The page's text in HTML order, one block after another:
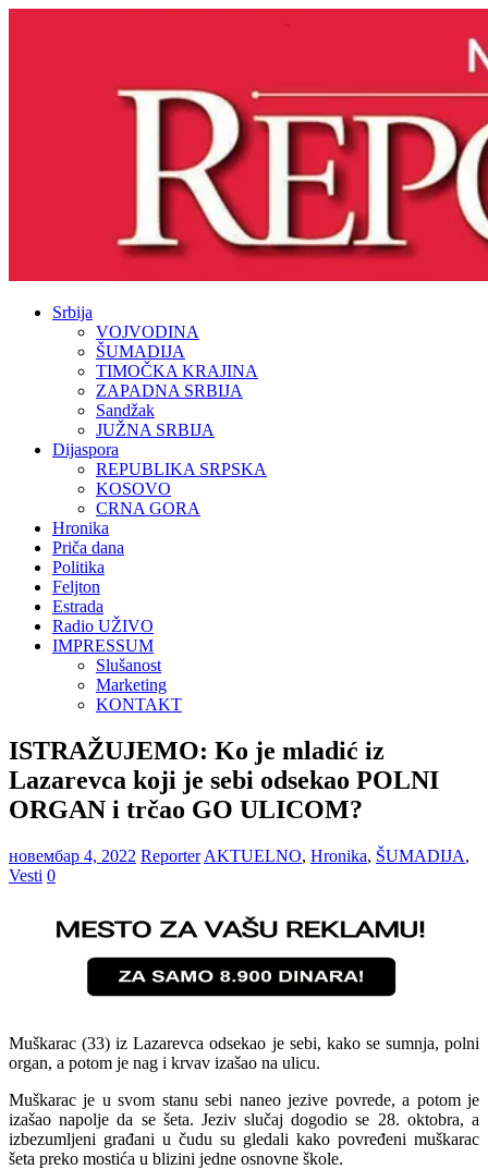
Srbija
VOJVODINA
ŠUMADIJA
TIMOČKA KRAJINA
ZAPADNA SRBIJA
Sandžak
JUŽNA SRBIJA
Dijaspora
REPUBLIKA SRPSKA
KOSOVO
CRNA GORA
Hronika
Priča dana
Politika
Feljton
Estrada
Radio UŽIVO
IMPRESSUM
Slušanost
Marketing
KONTAKT
ISTRAŽUJEMO: Ko je mladić iz
Lazarevca koji je sebi odsekao POLNI
ORGAN i trčao GO ULICOM?
новембар 4, 2022 Reporter AKTUELNO, Hronika, ŠUMADIJA,
Vesti 0
Muškarac (33) iz Lazarevca odsekao je sebi, kako se sumnja, polni
organ, a potom je nag i krvav izašao na ulicu.
Muškarac je u svom stanu sebi naneo jezive povrede, a potom je
izašao napolje da se šeta. Jeziv slučaj dogodio se 28. oktobra, a
izbezumljeni građani u čudu su gledali kako povređeni muškarac
šeta preko mostića u blizini jedne osnovne škole.